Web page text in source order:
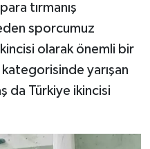
tırmanış
sporcumuz
olarak önemli bir
yarışan
da Türkiye ikincisi